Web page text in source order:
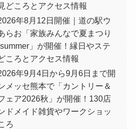
どころとアクセス情報
年8月12日開催｜道の駅ウ
らお「家族みんなで夏まつり
」が開催！縁日やステ
ころとアクセス情報
年9月4日から9月6日まで開
メッセ熊本で「カントリー＆
ェア2026秋」が開催！130店
ドメイド雑貨やワークショッ
ろ